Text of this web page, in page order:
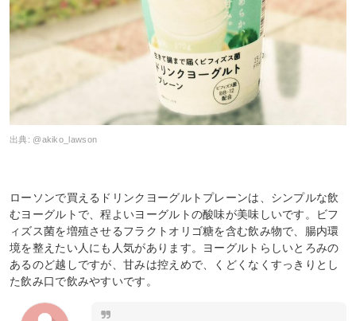
出典: @akiko_lawson
ローソンで買えるドリンクヨーグルトプレーンは、シンプルな飲
むヨーグルトで、程よいヨーグルトの酸味が美味しいです。ビフ
ィズス菌を増殖させるフラクトオリゴ糖を含む飲み物で、腸内環
境を整えたい人にも人気があります。ヨーグルトらしいとろみの
あるのど越しですが、甘みは控えめで、くどくなくすっきりとし
た飲み口で飲みやすいです。